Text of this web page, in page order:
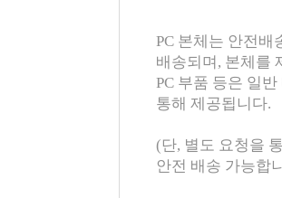
PC 본체는 안전배
배송되며, 본체를
PC 부품 등은 일
통해 제공됩니다.
(단, 별도 요청을
안전 배송 가능합